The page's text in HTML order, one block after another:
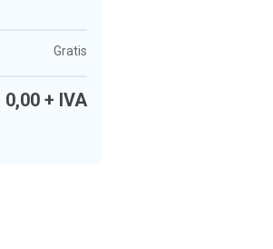
Gratis
0,00 + IVA